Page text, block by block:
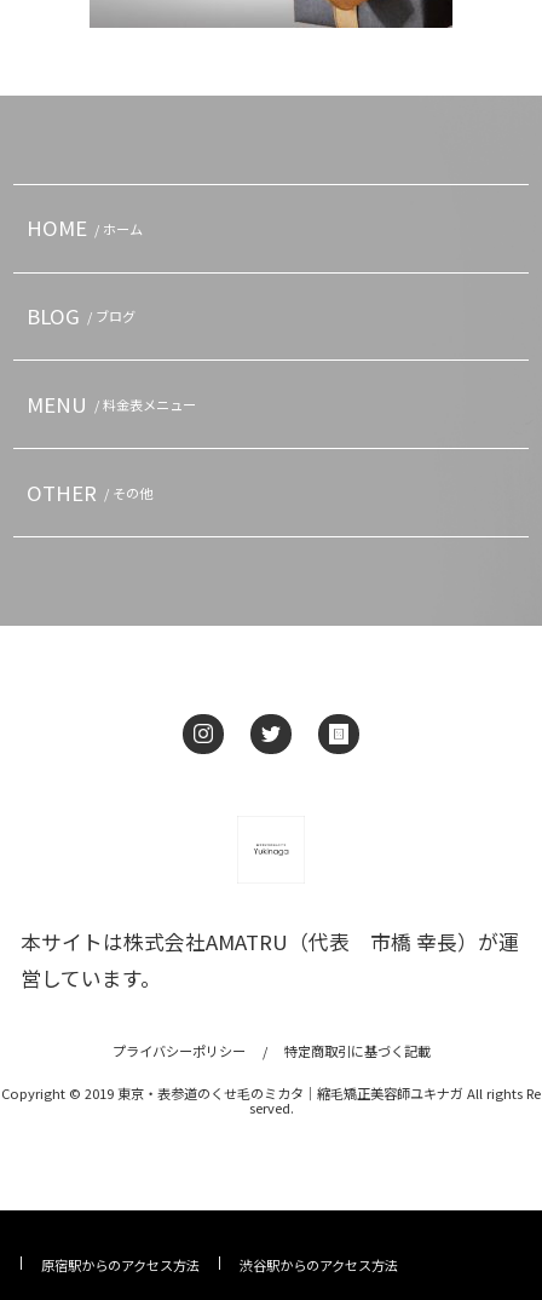
HOME / ホーム
BLOG / ブログ
MENU / 料金表メニュー
OTHER / その他
本サイトは株式会社AMATRU（代表 市橋 幸長）が運
営しています。
プライバシーポリシー / 特定商取引に基づく記載
Copyright © 2019 東京・表参道のくせ毛のミカタ｜縮毛矯正美容師ユキナガ All rights Re
served.
原宿駅からのアクセス方法 渋谷駅からのアクセス方法